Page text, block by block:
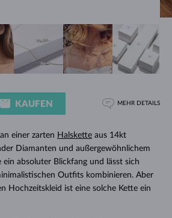
einer zarten Halsketteaus 14kt
Diamanten und außergewöhnlichem
ein absoluter Blickfang und lässt sich
Outfits kombinieren. Aber
Hochzeitskleid ist eine solche Kette ein
KAUFEN MEHR DETAILS